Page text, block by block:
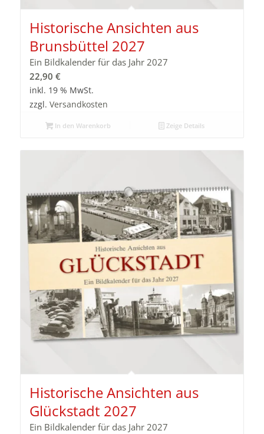
Historische Ansichten aus
Brunsbüttel 2027
Ein Bildkalender für das Jahr 2027
22,90 €
inkl. 19 % MwSt.
zzgl. Versandkosten
In den Warenkorb Zeige Details
Historische Ansichten aus
Glückstadt 2027
Ein Bildkalender für das Jahr 2027